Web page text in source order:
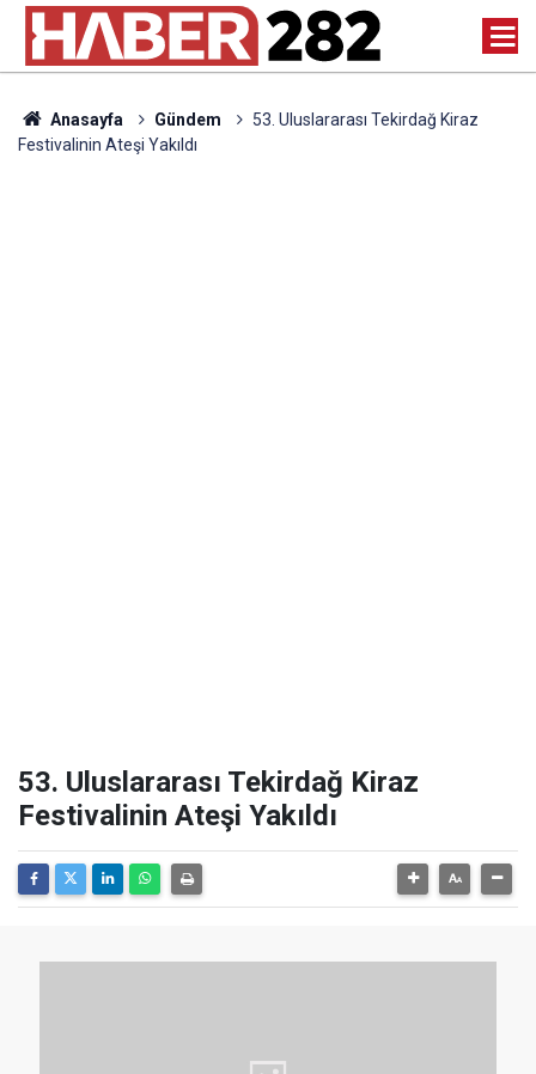
Anasayfa Gündem
53. Uluslararası Tekirdağ Kiraz
Festivalinin Ateşi Yakıldı
53. Uluslararası Tekirdağ Kiraz
Festivalinin Ateşi Yakıldı